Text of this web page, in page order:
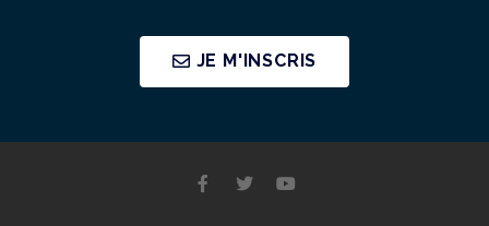
JE M'INSCRIS